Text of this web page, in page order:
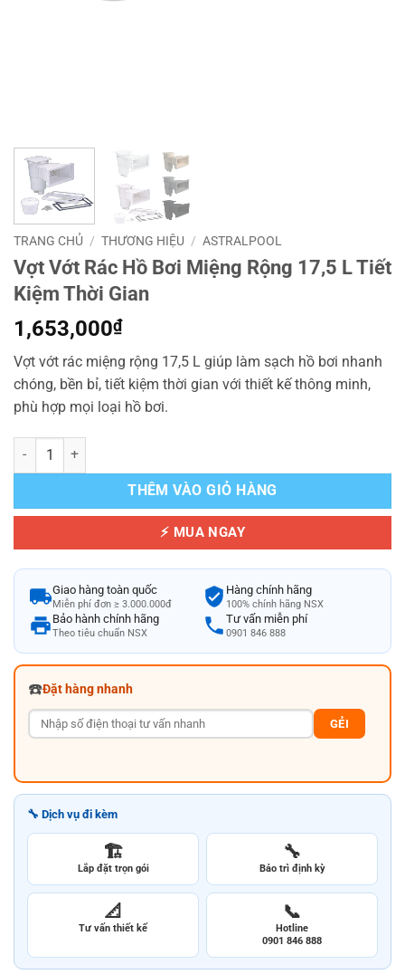
TRANG CHỦ / THƯƠNG HIỆU / ASTRALPOOL
Vợt Vớt Rác Hồ Bơi Miệng Rộng 17,5 L Tiết
Kiệm Thời Gian
1,653,000₫
Vợt vớt rác miệng rộng 17,5 L giúp làm sạch hồ bơi nhanh
chóng, bền bỉ, tiết kiệm thời gian với thiết kế thông minh,
phù hợp mọi loại hồ bơi.
Vợt Vớt Rác Hồ Bơi Miệng Rộng 17,5 L Tiết Kiệm Thời Gian số lượng
THÊM VÀO GIỎ HÀNG
⚡ MUA NGAY
Giao hàng toàn quốc
Miễn phí đơn ≥ 3.000.000đ
Hàng chính hãng
100% chính hãng NSX
Bảo hành chính hãng
Theo tiêu chuẩn NSX
Tư vấn miễn phí
0901 846 888
☎️Đặt hàng nhanh
GẺI
🔧 Dịch vụ đi kèm
🏗️
Lắp đặt trọn gói
🔧
Bảo trì định kỳ
📐
Tư vấn thiết kế
📞
Hotline
0901 846 888